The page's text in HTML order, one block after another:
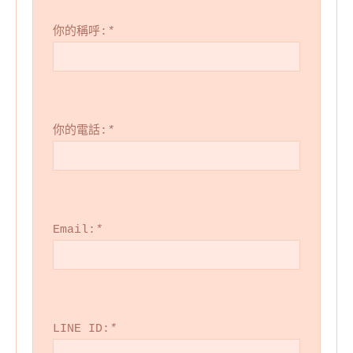
你的稱呼: *
你的電話: *
Email: *
LINE ID: *